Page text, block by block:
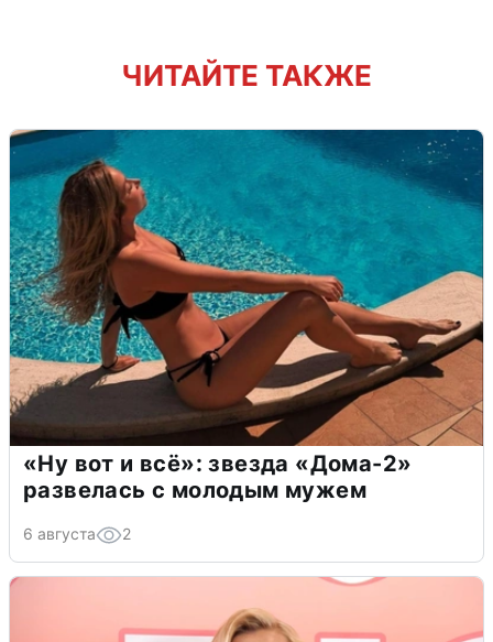
ЧИТАЙТЕ ТАКЖЕ
«Ну вот и всё»: звезда «Дома-2»
развелась с молодым мужем
6 августа 2